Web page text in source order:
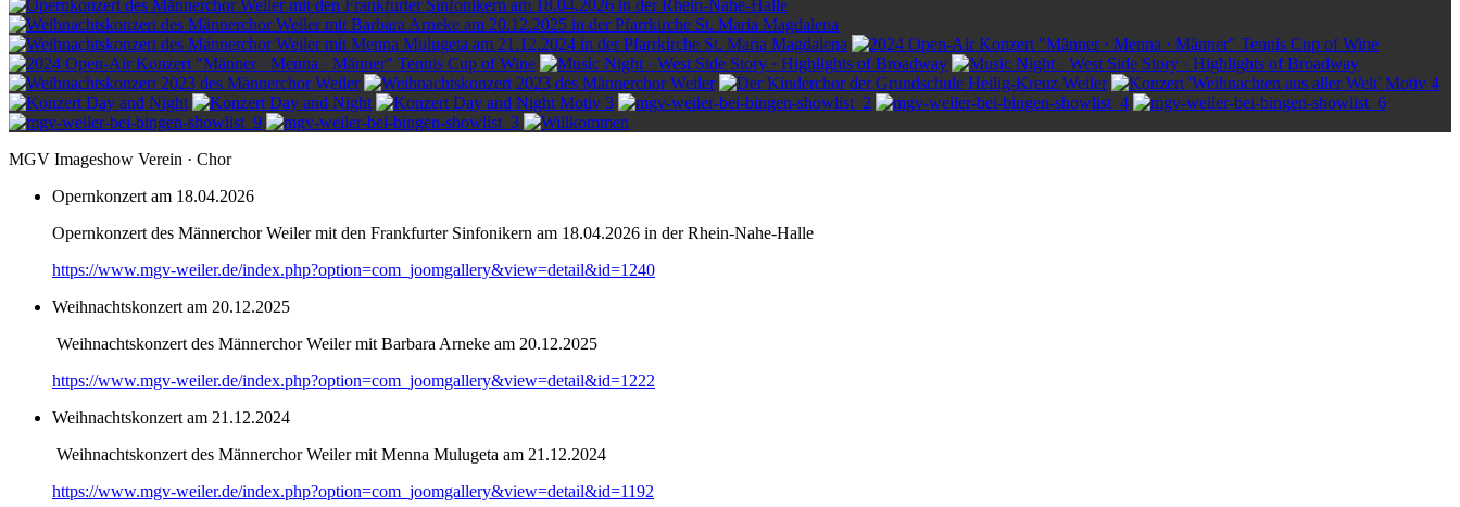
MGV Imageshow Verein · Chor
Opernkonzert am 18.04.2026
Opernkonzert des Männerchor Weiler mit den Frankfurter Sinfonikern am 18.04.2026 in der Rhein-Nahe-Halle
https://www.mgv-weiler.de/index.php?option=com_joomgallery&view=detail&id=1240
Weihnachtskonzert am 20.12.2025
Weihnachtskonzert des Männerchor Weiler mit Barbara Arneke am 20.12.2025
https://www.mgv-weiler.de/index.php?option=com_joomgallery&view=detail&id=1222
Weihnachtskonzert am 21.12.2024
Weihnachtskonzert des Männerchor Weiler mit Menna Mulugeta am 21.12.2024
https://www.mgv-weiler.de/index.php?option=com_joomgallery&view=detail&id=1192